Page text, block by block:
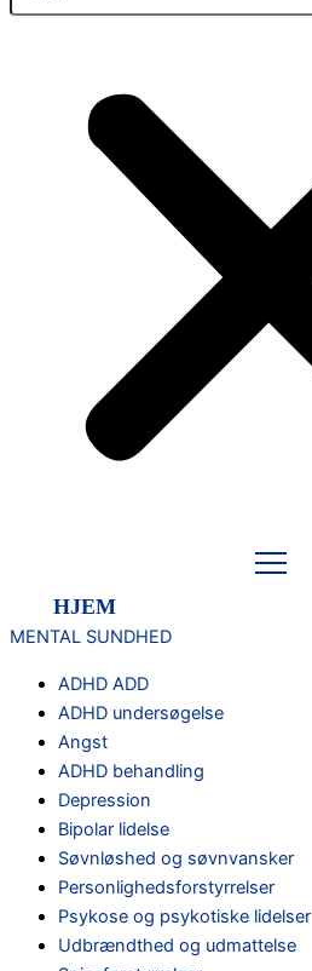
HJEM
MENTAL SUNDHED
ADHD ADD
ADHD undersøgelse
Angst
ADHD behandling
Depression
Bipolar lidelse
Søvnløshed og søvnvansker
Personlighedsforstyrrelser
Psykose og psykotiske lidelser
Udbrændthed og udmattelse